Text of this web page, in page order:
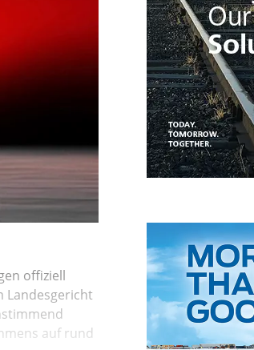
offiziell
Landesgericht
auf rund